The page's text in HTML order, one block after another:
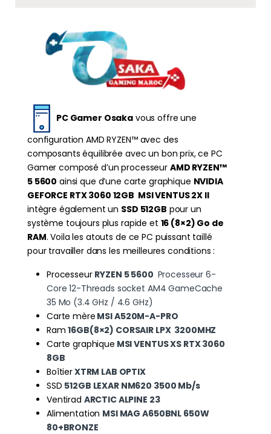
PC Gamer Osaka vous offre une
configuration AMD RYZEN™ avec des
composants équilibrée avec un bon prix, ce PC
Gamer composé d’un processeur AMD RYZEN™
5 5600 ainsi que d’une carte graphique NVIDIA
GEFORCE RTX 3060 12GB MSI VENTUS 2X Il
intègre également un SSD 512GB pour un
système toujours plus rapide et 16 (8×2) Go de
RAM. Voila les atouts de ce PC puissant taillé
pour travailler dans les meilleures conditions :
Processeur RYZEN 5 5600 Processeur 6-
Core 12-Threads socket AM4 GameCache
35 Mo (3.4 GHz / 4.6 GHz)
Carte mère MSI A520M-A-PRO
Ram16GB(8×2) CORSAIR LPX 3200MHZ
Carte graphique MSI VENTUS XS RTX 3060
8GB
BoîtierXTRM LAB OPTIX
SSD 512GB LEXAR NM620 3500 Mb/s
Ventirad ARCTIC ALPINE 23
Alimentation MSI MAG A650BNL 650W
80+BRONZE